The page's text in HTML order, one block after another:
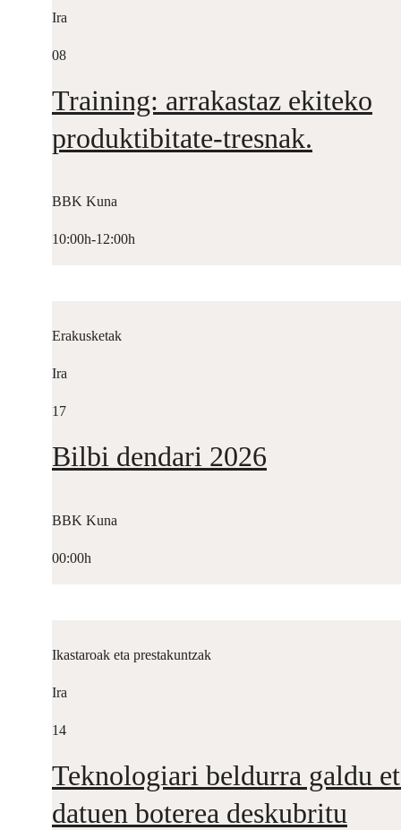
Ira
08
Training: arrakastaz ekiteko
produktibitate-tresnak.
BBK Kuna
10:00h-12:00h
Erakusketak
Ira
17
Bilbi dendari 2026
BBK Kuna
00:00h
Ikastaroak eta prestakuntzak
Ira
14
Teknologiari beldurra galdu
datuen boterea deskubritu